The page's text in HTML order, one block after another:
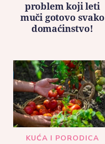
problem koji leti
muči gotovo svako
domaćinstvo!
KUĆA I PORODICA